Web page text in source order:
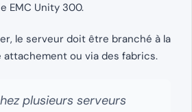
EMC Unity 300.
le serveur doit être branché à la
ou via des fabrics.
plusieurs serveurs